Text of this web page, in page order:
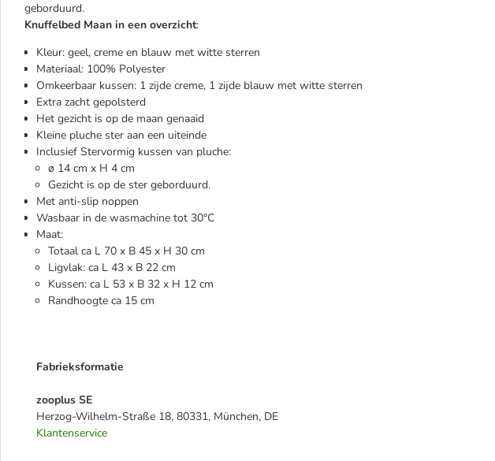
geborduurd.
Knuffelbed Maan in een overzicht:
Kleur: geel, creme en blauw met witte sterren
Materiaal: 100% Polyester
Omkeerbaar kussen: 1 zijde creme, 1 zijde blauw met witte sterren
Extra zacht gepolsterd
Het gezicht is op de maan genaaid
Kleine pluche ster aan een uiteinde
Inclusief Stervormig kussen van pluche:
ø 14 cm x H 4 cm
Gezicht is op de ster geborduurd.
Met anti-slip noppen
Wasbaar in de wasmachine tot 30°C
Maat:
Totaal ca L 70 x B 45 x H 30 cm
Ligvlak: ca L 43 x B 22 cm
Kussen: ca L 53 x B 32 x H 12 cm
Randhoogte ca 15 cm
Fabrieksformatie
zooplus SE
Herzog-Wilhelm-Straße 18, 80331, München, DE
Klantenservice